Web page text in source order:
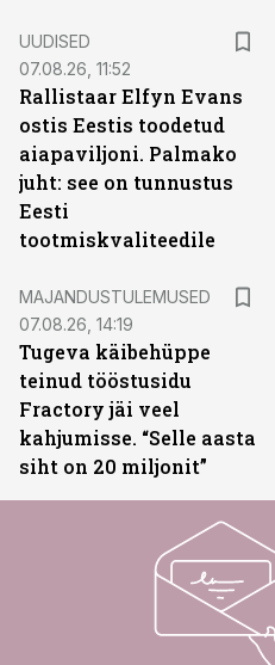
UUDISED
07.08.26, 11:52
Rallistaar Elfyn Evans
ostis Eestis toodetud
aiapaviljoni. Palmako
juht: see on tunnustus
Eesti
tootmiskvaliteedile
MAJANDUSTULEMUSED
07.08.26, 14:19
Tugeva käibehüppe
teinud tööstusidu
Fractory jäi veel
kahjumisse. “Selle aasta
siht on 20 miljonit”